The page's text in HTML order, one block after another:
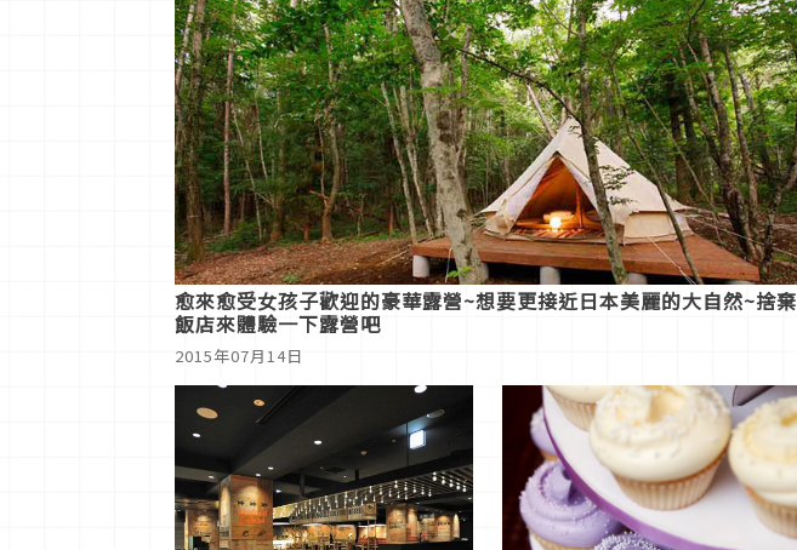
愈來愈受女孩子歡迎的豪華露營~想要更接近日本美麗的大自然~捨棄
飯店來體驗一下露營吧
2015年07月14日